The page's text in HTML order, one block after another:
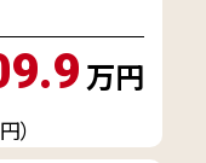
万円
）